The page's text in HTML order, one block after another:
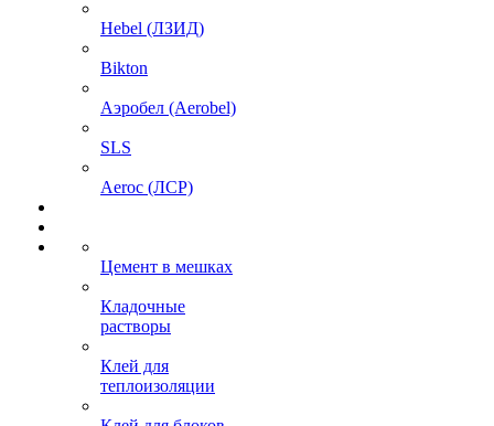
Hebel (ЛЗИД)
Bikton
Аэробел (Aerobel)
SLS
Aeroc (ЛСР)
Цемент в мешках
Кладочные
растворы
Клей для
теплоизоляции